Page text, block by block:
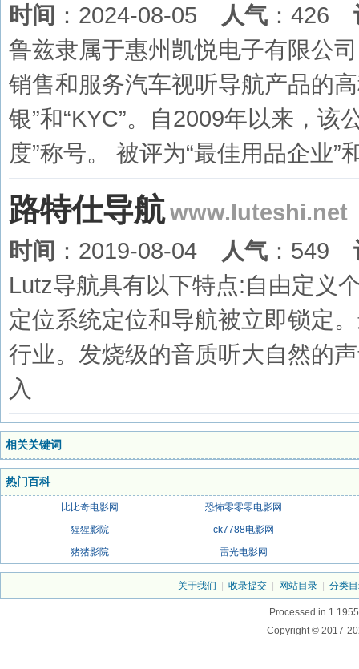
时间 ：2024-08-05 人气 ：426
鲁兹隶属于惠州凯悦电子有限公
销售和服务汽车视听导航产品的
银”和“KYC”。自2009年以来，
度”称号。 被评为“最佳用品企业”
路特仕导航www.luteshi.net
时间 ：2019-08-04 人气 ：549
Lutz导航具有以下特点:自由定义
定位系统定位和导航被立即锁定
行业。发烧级的音质听大自然的
入
相关关键词
热门百科
比比奇电影网
恐怖零零零电影网
猩猩影院
ck7788电影网
猪猪影院
雷光电影网
关于我们 收录提交 网站目录 分类
Processed in
Copyright © 2017-